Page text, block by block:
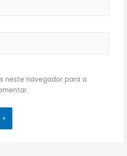
neste navegador para a